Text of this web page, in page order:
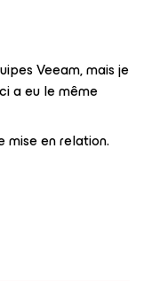
Veeam, mais je
a eu le même
en relation.